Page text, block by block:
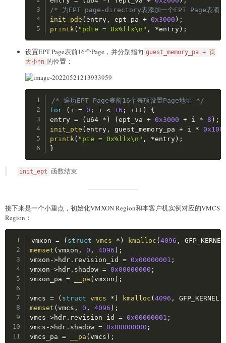
/* 为EPT page-directory表添加一个EPT Page表项
init_pde (entry , ept_pa + 0x3000 ) ;
printk ( "pdte = 0x%llx\n" , *entry ) ;
设置EPT Page表前16个Page，并分别指向 guest_memory_pa + 页
大小*n 的位置：
/* 遍历EPT Page表前16个表项设置Page地址 */
for
( i = 0 ; i < 16 ; i++ )
{
entry = ( u64 * ) (ept_va + 0x3000 + i * 8 ) ;
init_pte (entry , guest_memory_pa + i *
printk ( "pte = 0x%llx\n" , *entry ) ;
}
init_ept 函数结束
接下来是一个小重点，初始化VMXON Region和本客户机实例对应的VMCS
Region：
vmxon = ( struct vmcs * ) kmalloc (4096 , GFP_KERNEL
memset (vmxon , 0 , 4096 ) ;
vmxon ->hdr . revision_id = 0x00000001 ;
vmxon ->hdr . shadow = 0x00000000 ;
vmxon_pa = __pa (vmxon ) ;
vmcs = ( struct vmcs * ) kmalloc (4096 , GFP_KERNEL
memset (vmcs , 0 , 4096 ) ;
vmcs ->hdr . revision_id = 0x00000001 ;
vmcs ->hdr . shadow = 0x00000000 ;
vmcs_pa = __pa (vmcs ) ;